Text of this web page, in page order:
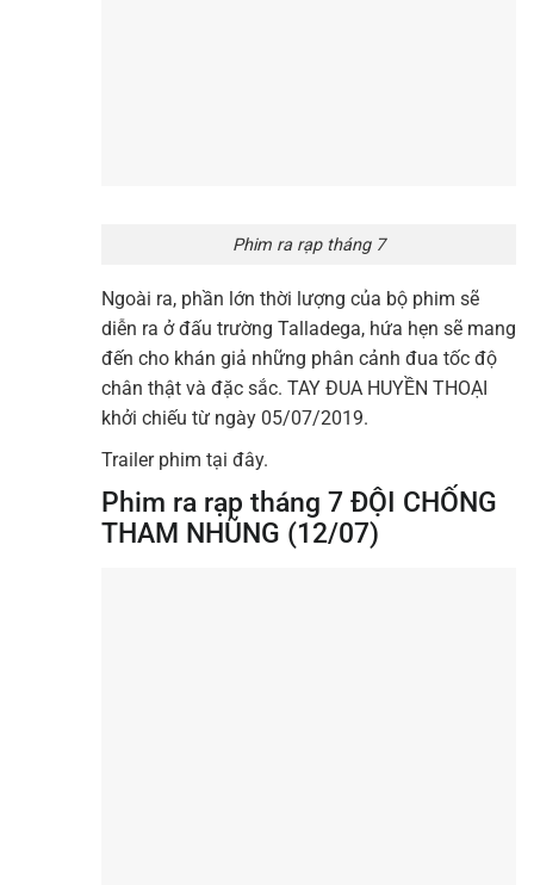
Phim ra rạp tháng 7
Ngoài ra, phần lớn thời lượng của bộ phim sẽ
diễn ra ở đấu trường Talladega, hứa hẹn sẽ mang
đến cho khán giả những phân cảnh đua tốc độ
chân thật và đặc sắc. TAY ĐUA HUYỀN THOẠI
khởi chiếu từ ngày 05/07/2019.
Trailer phim tại đây.
Phim ra rạp tháng 7 ĐỘI CHỐNG
THAM NHŨNG (12/07)